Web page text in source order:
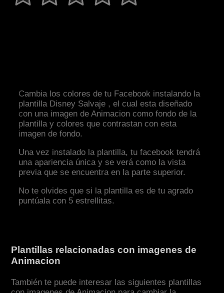
Cambia los colores de tu Facebook instalando la
plantilla Disney Salvaje , el cual esta diseñado
con una imagen de Animacion como fondo de la
plantilla y colores que contrastan con esta
imagen de fondo.
Una vez instalado la plantilla, tu facebook tendrá
una apariencia única y se verá como la vista
previa que se encuentra en la parte superior.
No te olvides que si la plantilla es de tu agrado
puntúala con 5 estrellitas.
Plantillas relacionadas con imagenes de
Animacion
También te puede interesar las siguientes plantillas